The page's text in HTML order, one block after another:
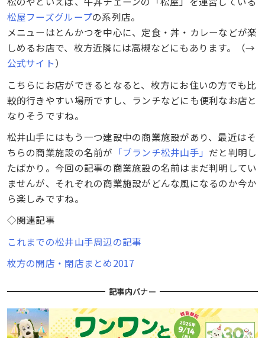
松屋フーズグループの系列店。
メニューはとんかつを中心に、定食・丼・カレーなどが楽
しめるお店で、枚方近隣には高槻などにもあります。（→
公式サイト）
こちらにお店ができるとなると、枚方にお住いの方でも比
較的行きやすい場所ですし、ランチなどにも便利なお店と
なりそうですね。
松井山手にはもう一つ建設中の商業施設があり、最近はそ
ちらの商業施設の名前が 「ブランチ松井山手」 だと判明し
たばかり。今回の記事の商業施設の名前はまだ判明してい
ませんが、それぞれの商業施設がどんな風になるのか今か
ら楽しみですね。
◇関連記事
これまでの松井山手周辺の記事
枚方の開店・閉店まとめ2017
記事内バナー